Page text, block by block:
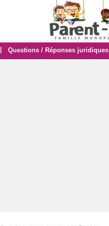
Questions / Réponses juridiques